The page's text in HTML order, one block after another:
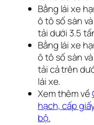
Bằng lái xe
ô tô số sàn
tải dưới 3.5
Bằng lái xe
ô tô số sàn
tải cả trên
lái xe.
Xem thêm về
hạch, cấp
bộ.